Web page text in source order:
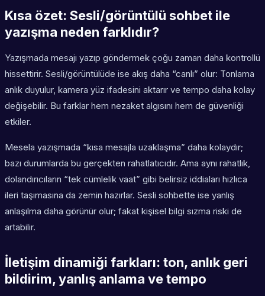
Kısa özet: Sesli/görüntülü sohbet ile
yazışma neden farklıdır?
Yazışmada mesajı yazıp göndermek çoğu zaman daha kontrollü
hissettirir. Sesli/görüntülüde ise akış daha “canlı” olur: Tonlama
anlık duyulur, kamera yüz ifadesini aktarır ve tempo daha kolay
değişebilir. Bu farklar hem nezaket algısını hem de güvenliği
etkiler.
Mesela yazışmada “kısa mesajla uzaklaşma” daha kolaydır;
bazı durumlarda bu gerçekten rahatlatıcıdır. Ama aynı rahatlık,
dolandırıcıların “tek cümlelik vaat” gibi belirsiz iddiaları hızlıca
ileri taşımasına da zemin hazırlar. Sesli sohbette ise yanlış
anlaşılma daha görünür olur; fakat kişisel bilgi sızma riski de
artabilir.
İletişim dinamiği farkları: ton, anlık geri
bildirim, yanlış anlama ve tempo